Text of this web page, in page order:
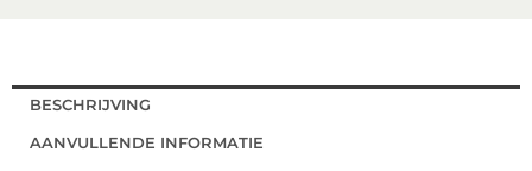
BESCHRIJVING
AANVULLENDE INFORMATIE